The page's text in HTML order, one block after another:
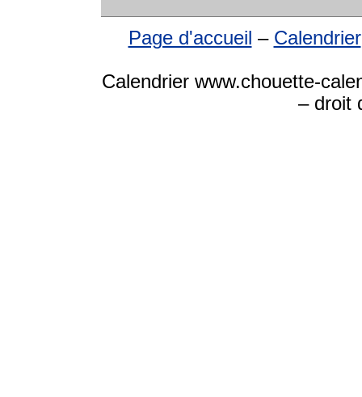
Page d'accueil – Calendrier
Calendrier www.chouette-
– droit